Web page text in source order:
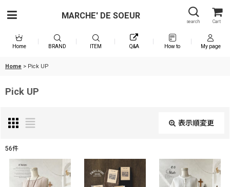
MARCHE' DE SOEUR
search Cart
Home BRAND ITEM Q&A How to My page
Home > Pick UP
Pick UP
表示順変更
表示数
56件